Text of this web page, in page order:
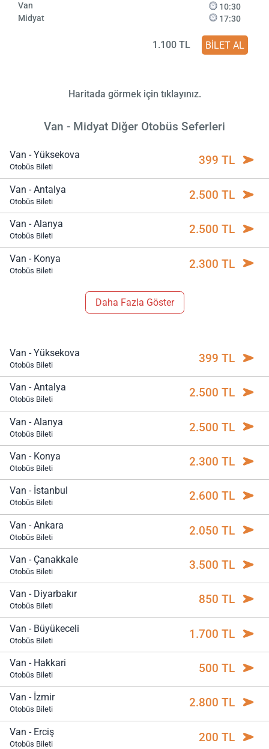
Van
Midyat
10:30
17:30
1.100 TL BİLET AL
Haritada görmek için tıklayınız.
Van - Midyat Diğer Otobüs Seferleri
Van - Yüksekova
Otobüs Bileti 399 TL
Van - Antalya
Otobüs Bileti 2.500 TL
Van - Alanya
Otobüs Bileti 2.500 TL
Van - Konya
Otobüs Bileti 2.300 TL
Daha Fazla Göster
Van - Yüksekova
Otobüs Bileti 399 TL
Van - Antalya
Otobüs Bileti 2.500 TL
Van - Alanya
Otobüs Bileti 2.500 TL
Van - Konya
Otobüs Bileti 2.300 TL
Van - İstanbul
Otobüs Bileti 2.600 TL
Van - Ankara
Otobüs Bileti 2.050 TL
Van - Çanakkale
Otobüs Bileti 3.500 TL
Van - Diyarbakır
Otobüs Bileti 850 TL
Van - Büyükeceli
Otobüs Bileti 1.700 TL
Van - Hakkari
Otobüs Bileti 500 TL
Van - İzmir
Otobüs Bileti 2.800 TL
Van - Erciş
Otobüs Bileti 200 TL